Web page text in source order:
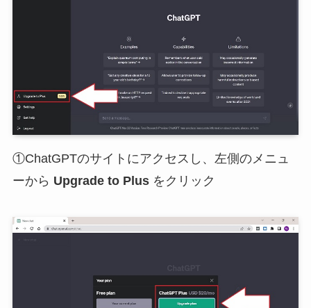
①ChatGPTのサイトにアクセスし、左側のメニュ
ーから Upgrade to Plusをクリック